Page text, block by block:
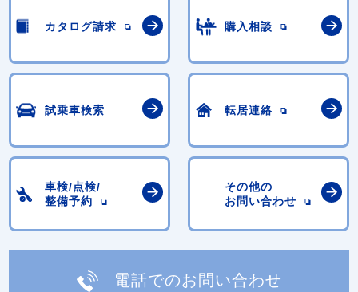
カタログ請求 購入相談
試乗車検索 転居連絡
車検/点検/
整備予約
その他の
お問い合わせ
電話でのお問い合わせ